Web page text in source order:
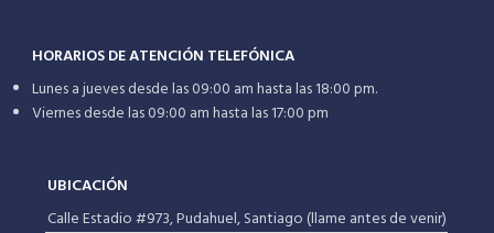
HORARIOS DE ATENCIÓN TELEFÓNICA
Lunes a jueves desde las 09:00 am hasta las 18:00 pm.
Viernes desde las 09:00 am hasta las 17:00 pm
UBICACIÓN
Calle Estadio #973, Pudahuel, Santiago (llame antes de venir)